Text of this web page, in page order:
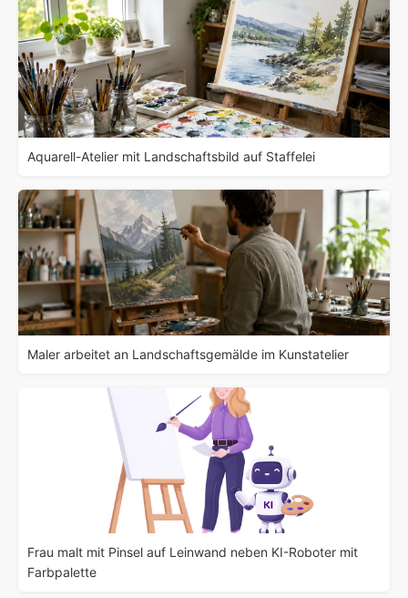
Aquarell-Atelier mit Landschaftsbild auf Staffelei
Maler arbeitet an Landschaftsgemälde im Kunstatelier
Frau malt mit Pinsel auf Leinwand neben KI-Roboter mit
Farbpalette